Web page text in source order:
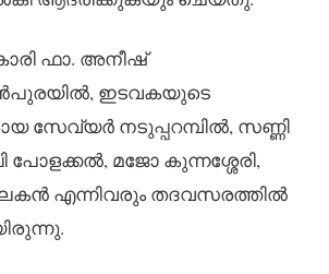
ഫാ. അനീഷ്
ഇടവകയുടെ
സേവ്യർ നടുപ്പറമ്പിൽ, സണ്ണി
പോളക്കൽ, മജോ കുന്നശ്ശേരി,
എന്നിവരും തദവസരത്തിൽ